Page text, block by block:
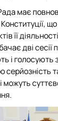
має
її
дві сесії
і голосують
серйозність
можуть